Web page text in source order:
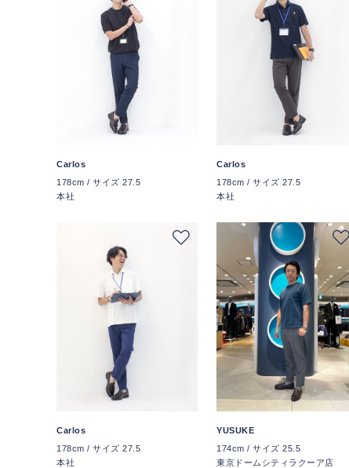
Carlos
178cm / サイズ 27.5
本社
Carlos
178cm / サイズ 27.5
本社
Carlos
178cm / サイズ 27.5
本社
YUSUKE
174cm / サイズ 25.5
東京ドームシティラクーア店